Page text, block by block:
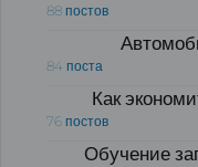
88 постов
84 поста
Как
76 постов
Обучение